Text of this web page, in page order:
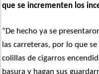
que se incrementen los
“De hecho ya se
las carreteras, por lo que
colillas de cigarros
basura y hagan sus